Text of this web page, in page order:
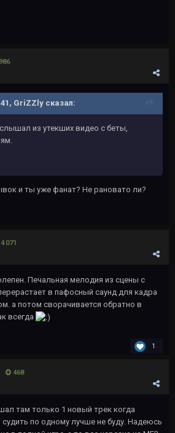
GriZZly сказал:
из утекших видео с беты,
и ты уже фанат? Не рановато ли?
4 071
Печальная мелодия из сцены с
в пафосный саунд для кадра
а потом сворачивается обратно в
всегда
1
468
там только 1 новый трек когда
по одному лучше не буду. Надеюсь